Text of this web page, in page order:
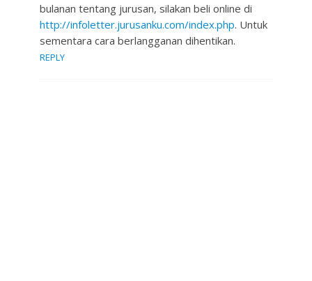
bulanan tentang jurusan, silakan beli online di
http://infoletter.jurusanku.com/index.php. Untuk
sementara cara berlangganan dihentikan.
REPLY